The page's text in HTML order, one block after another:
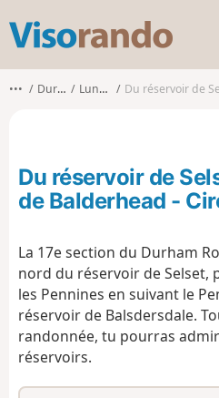
s
o
o
••• Durham Lunedale Du réservoir de Selset
Du réservoir de
de Balderhead -
La 17e section du Durham
nord du réservoir de Selset,
les Pennines en suivant le
réservoir de Balsdersdale.
randonnée, tu pourras
réservoirs.